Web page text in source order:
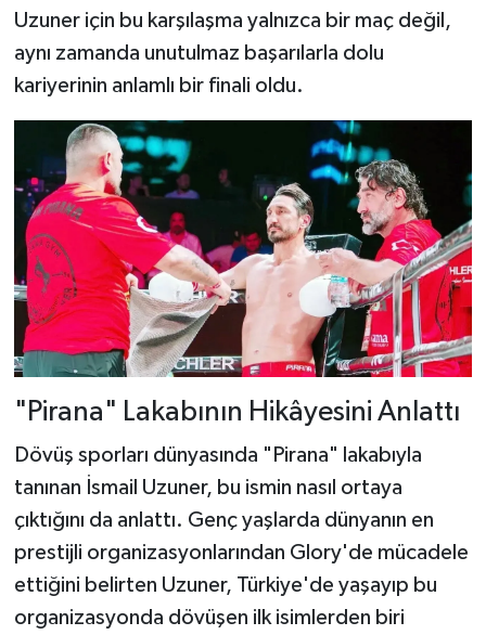
Uzuner için bu karşılaşma yalnızca bir maç değil,
aynı zamanda unutulmaz başarılarla dolu
kariyerinin anlamlı bir finali oldu.
"Pirana" Lakabının Hikâyesini Anlattı
Dövüş sporları dünyasında "Pirana" lakabıyla
tanınan İsmail Uzuner, bu ismin nasıl ortaya
çıktığını da anlattı. Genç yaşlarda dünyanın en
prestijli organizasyonlarından Glory'de mücadele
ettiğini belirten Uzuner, Türkiye'de yaşayıp bu
organizasyonda dövüşen ilk isimlerden biri